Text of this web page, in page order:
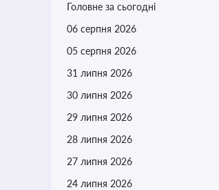
Головне за сьогодні
06 серпня 2026
05 серпня 2026
31 липня 2026
30 липня 2026
29 липня 2026
28 липня 2026
27 липня 2026
24 липня 2026